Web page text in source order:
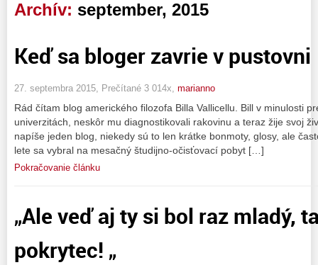
Archív: september, 2015
Keď sa bloger zavrie v pustovni
27. septembra 2015, Prečítané 3 014x, marianno
Rád čítam blog amerického filozofa Billa Vallicellu. Bill v minulosti
univerzitách, neskôr mu diagnostikovali rakovinu a teraz žije svoj
napíše jeden blog, niekedy sú to len krátke bonmoty, glosy, ale
lete sa vybral na mesačný študijno-očisťovací pobyt […]
Pokračovanie článku
„Ale veď aj ty si bol raz mladý,
pokrytec! „